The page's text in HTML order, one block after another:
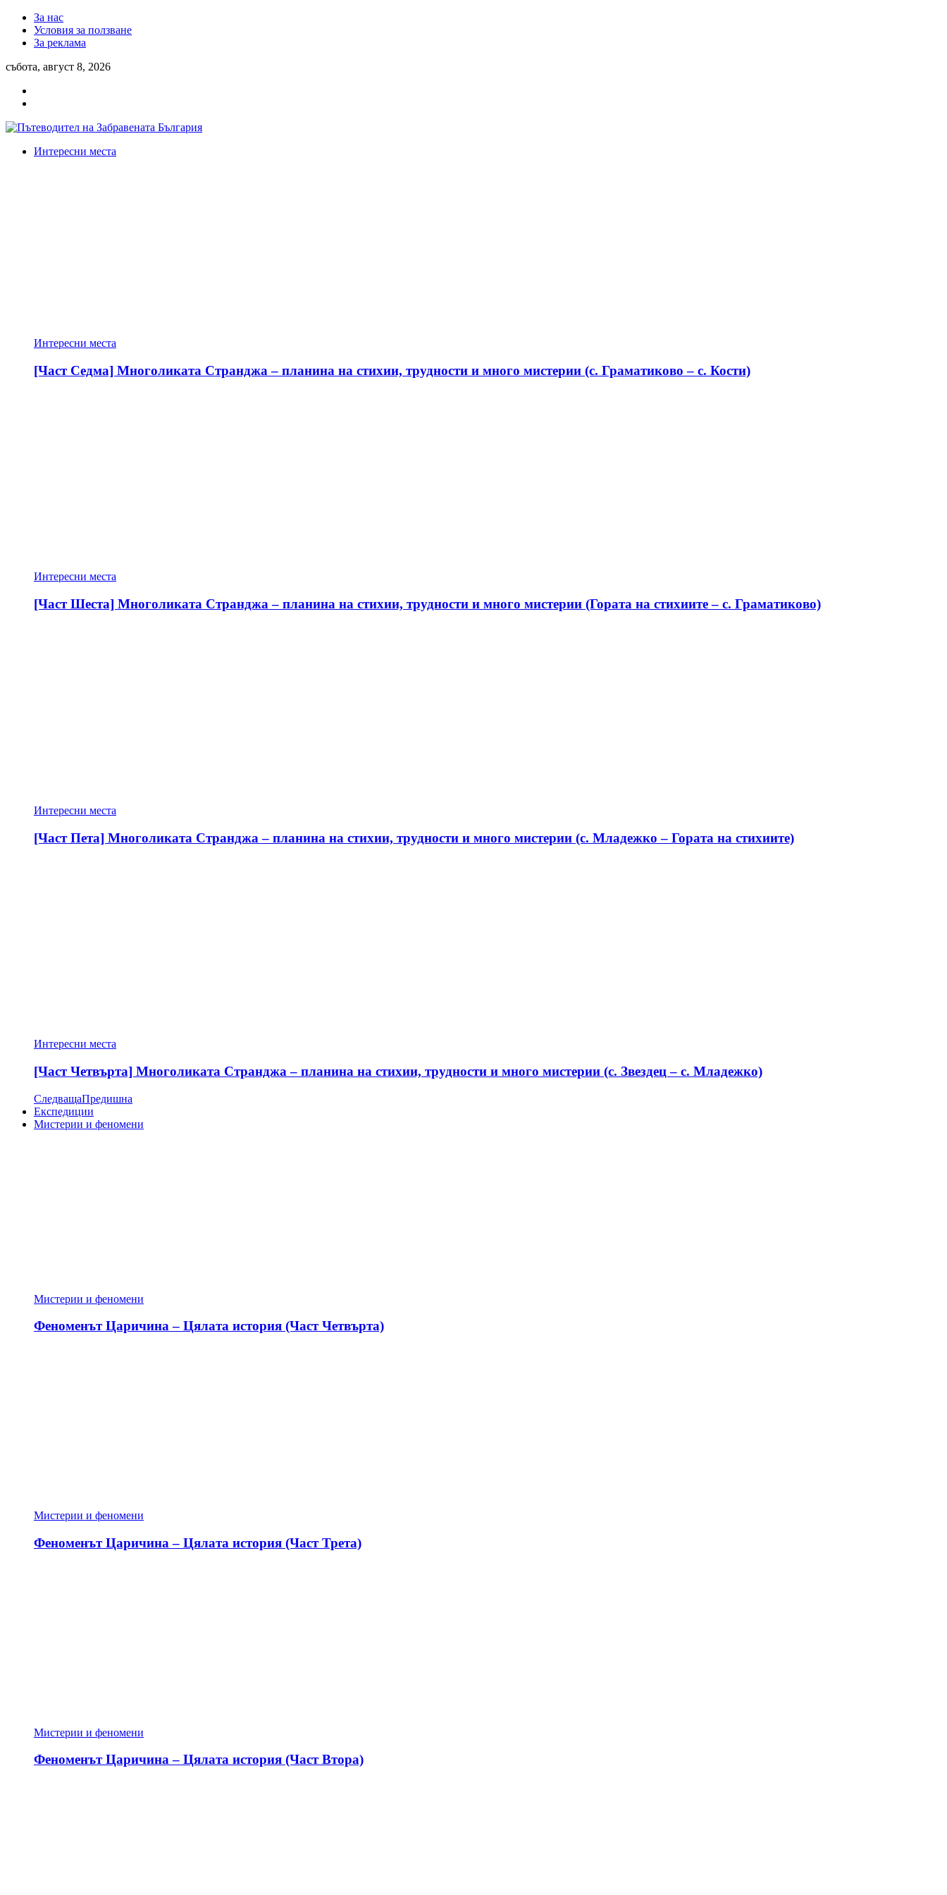
За нас
Условия за ползване
За реклама
събота, август 8, 2026
Интересни места
Интересни места
[Част Седма] Многоликата Странджа – планина на стихии, трудности и много мистерии (с. Граматиково – с. Кости)
Интересни места
[Част Шеста] Многоликата Странджа – планина на стихии, трудности и много мистерии (Гората на стихиите – с. Граматиково)
Интересни места
[Част Пета] Многоликата Странджа – планина на стихии, трудности и много мистерии (с. Младежко – Гората на стихиите)
Интересни места
[Част Четвърта] Многоликата Странджа – планина на стихии, трудности и много мистерии (с. Звездец – с. Младежко)
СледващаПредишна
Експедиции
Мистерии и феномени
Мистерии и феномени
Феноменът Царичина – Цялата история (Част Четвърта)
Мистерии и феномени
Феноменът Царичина – Цялата история (Част Трета)
Мистерии и феномени
Феноменът Царичина – Цялата история (Част Втора)